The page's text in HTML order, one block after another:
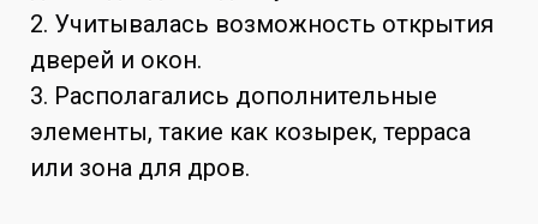
2. Учитывалась возможность открытия
дверей и окон.
3. Располагались дополнительные
элементы, такие как козырек, терраса
или зона для дров.